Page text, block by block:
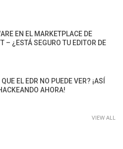
EN EL MARKETPLACE DE
– ¿ESTÁ SEGURO TU EDITOR DE
EL EDR NO PUEDE VER? ¡ASÍ
AHORA!
VIEW ALL